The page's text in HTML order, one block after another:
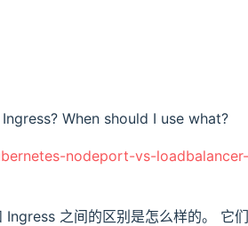
When should I use what?
nodeport-vs-
之间的区别是怎么样的。 它